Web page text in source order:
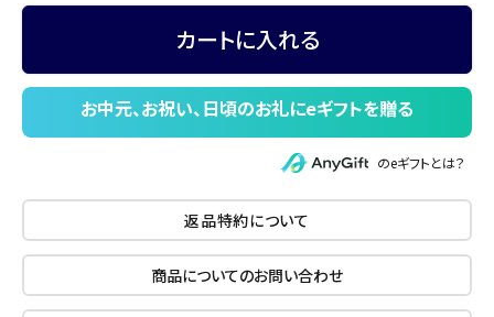
カートに入れる
のeギフトとは？
返品特約について
商品についてのお問い合わせ